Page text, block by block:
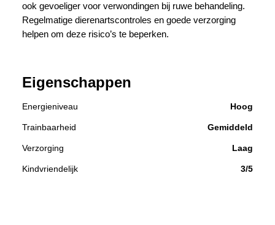
ook gevoeliger voor verwondingen bij ruwe behandeling.
Regelmatige dierenartscontroles en goede verzorging
helpen om deze risico’s te beperken.
Eigenschappen
Energieniveau Hoog
Trainbaarheid Gemiddeld
Verzorging Laag
Kindvriendelijk 3/5